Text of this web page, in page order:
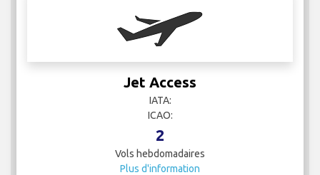
Jet Access
IATA:
ICAO:
2
Vols hebdomadaires
Plus d'information